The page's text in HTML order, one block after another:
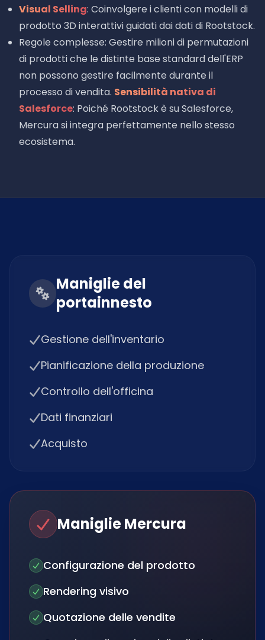
Visual Selling: Coinvolgere i clienti con modelli di
prodotto 3D interattivi guidati dai dati di Rootstock.
Regole complesse: Gestire milioni di permutazioni
di prodotti che le distinte base standard dell'ERP
non possono gestire facilmente durante il
processo di vendita. Sensibilità nativa di
Salesforce: Poiché Rootstock è su Salesforce,
Mercura si integra perfettamente nello stesso
ecosistema.
Maniglie del
portainnesto
Gestione dell'inventario
Pianificazione della produzione
Controllo dell'officina
Dati finanziari
Acquisto
Maniglie Mercura
Configurazione del prodotto
Rendering visivo
Quotazione delle vendite